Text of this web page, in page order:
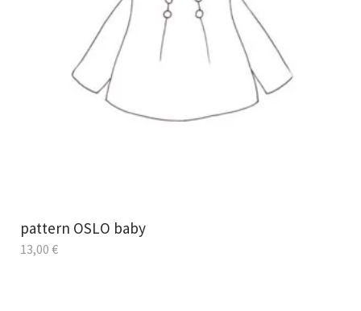
pattern OSLO baby
13,00 €